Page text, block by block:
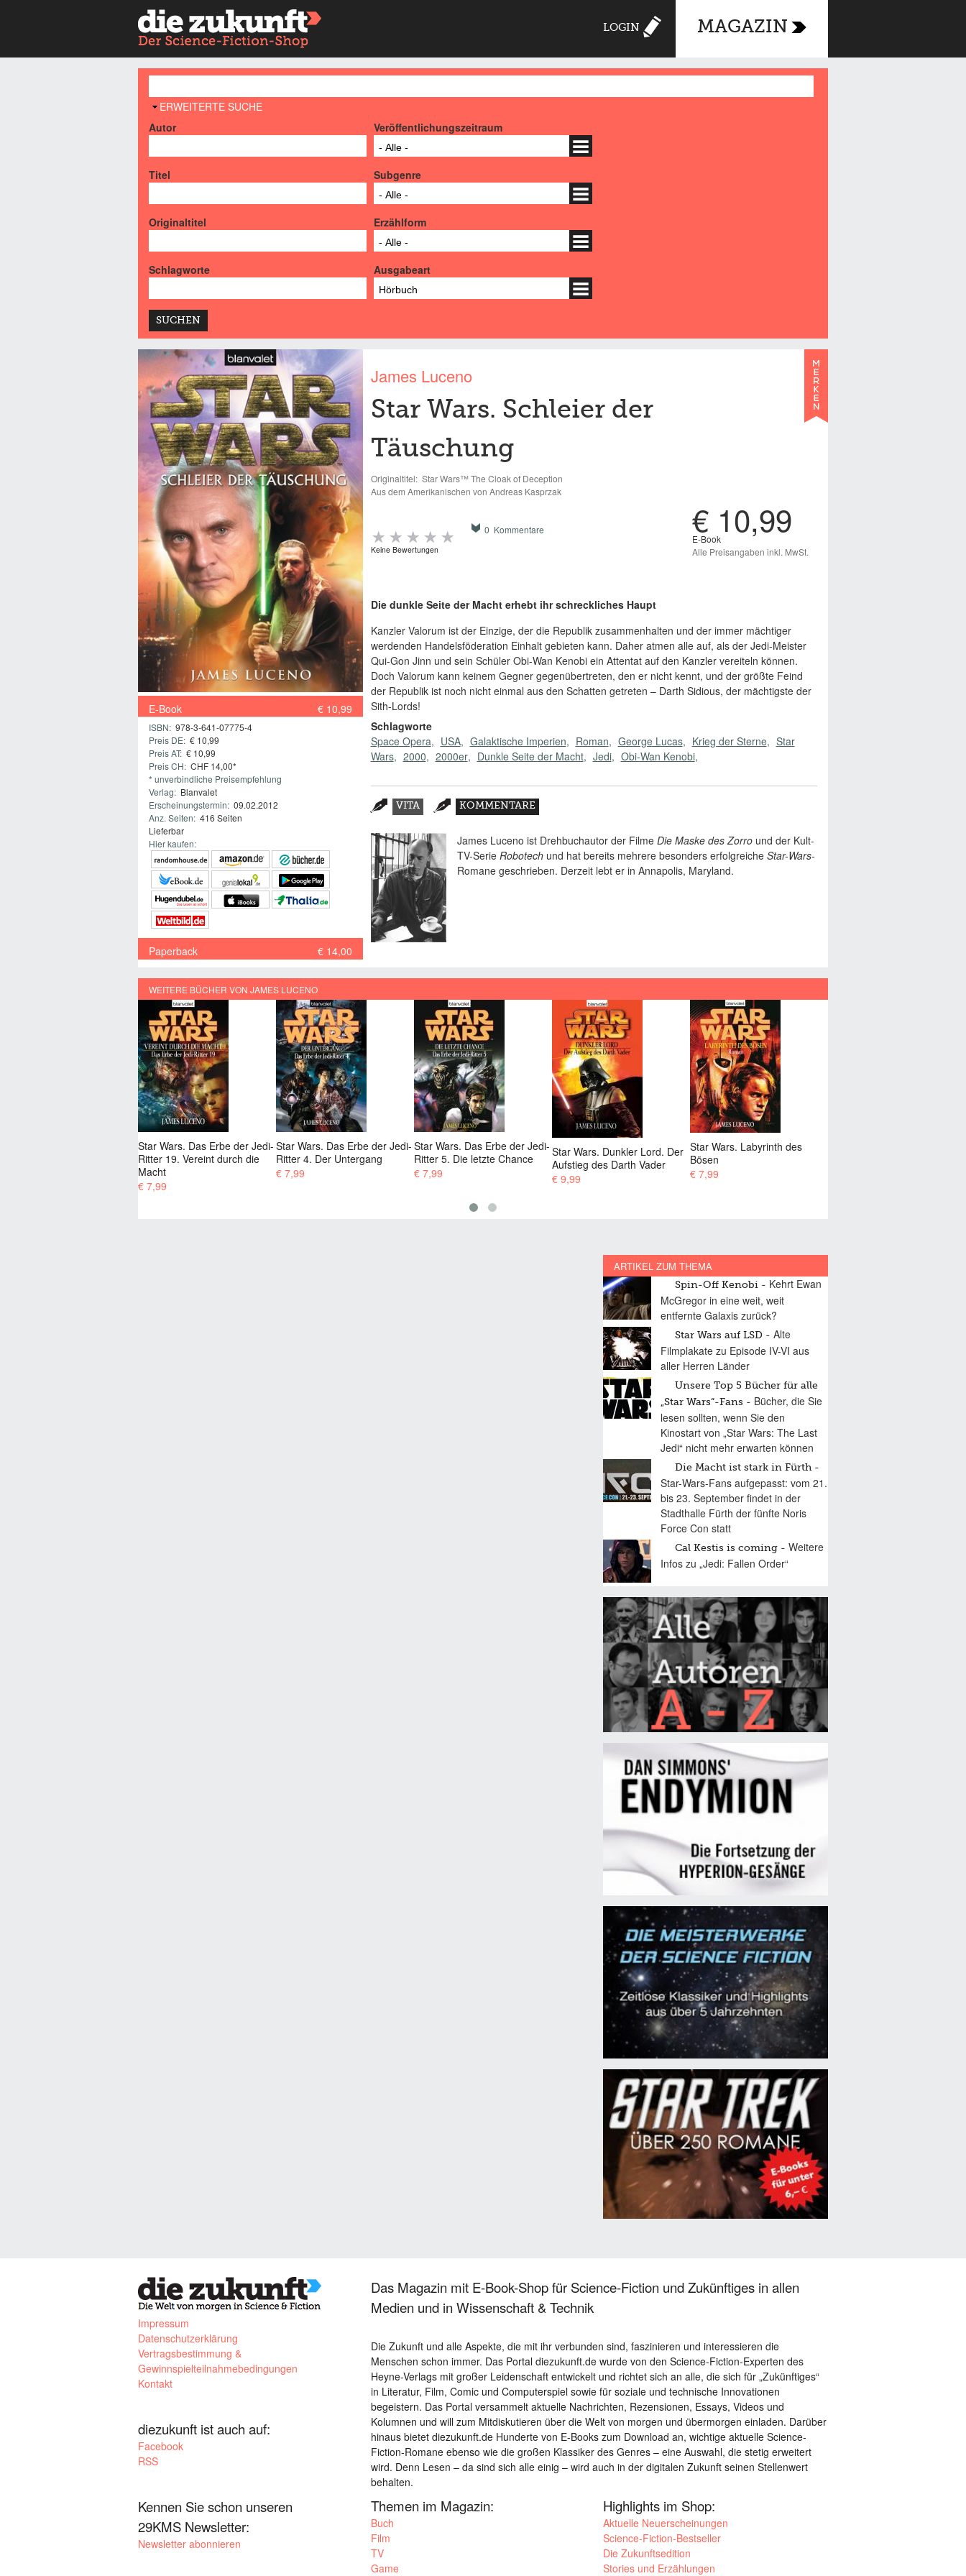
LOGIN MAGAZIN
AUSBLENDEN
ERWEITERTE SUCHE
Autor
Veröffentlichungszeitraum
- Alle -
Titel Subgenre
- Alle -
Originaltitel Erzählform
- Alle -
Schlagworte Ausgabeart
Hörbuch
E-Book € 10,99
ISBN: 978-3-641-07775-4
Preis DE: € 10,99
Preis AT: € 10,99
Preis CH: CHF 14,00*
* unverbindliche Preisempfehlung
Verlag: Blanvalet
Erscheinungstermin: 09.02.2012
Anz. Seiten: 416 Seiten
Lieferbar
Hier kaufen:
Paperback € 14,00
James Luceno
Star Wars. Schleier der
Täuschung
Originaltitel: Star Wars™ The Cloak of Deception
Aus dem Amerikanischen von Andreas Kasprzak
Keine Bewertungen
0 Kommentare € 10,99
E-Book
Alle Preisangaben inkl. MwSt.
Die dunkle Seite der Macht erhebt ihr schreckliches Haupt
Kanzler Valorum ist der Einzige, der die Republik zusammenhalten und der immer mächtiger
werdenden Handelsföderation Einhalt gebieten kann. Daher atmen alle auf, als der Jedi-Meister
Qui-Gon Jinn und sein Schüler Obi-Wan Kenobi ein Attentat auf den Kanzler vereiteln können.
Doch Valorum kann keinem Gegner gegenübertreten, den er nicht kennt, und der größte Feind
der Republik ist noch nicht einmal aus den Schatten getreten – Darth Sidious, der mächtigste der
Sith-Lords!
Schlagworte
Space Opera
USA Galaktische Imperien Roman George Lucas Krieg der Sterne
Star
Wars
2000 2000er Dunkle Seite der Macht Jedi Obi-Wan Kenobi
Zusatzmaterial
VITA
REITER)
KOMMENTARE
James Luceno ist Drehbuchautor der Filme Die Maske des Zorro und der Kult-
TV-Serie Robotechund hat bereits mehrere besonders erfolgreiche Star-Wars-
Romane geschrieben. Derzeit lebt er in Annapolis, Maryland.
WEITERE BÜCHER VON JAMES LUCENO
Star Wars. Das Erbe der Jedi-Star Wars. Das Erbe der Jedi-
Ritter 4. Der Untergang
€ 7,99
Star Wars. Das Erbe der Jedi-
Ritter 5. Die letzte Chance
€ 7,99
Star Wars. Dunkler Lord. Der
Aufstieg des Darth Vader
€ 9,99
Star Wars. Labyrinth des
Bösen
€ 7,99
Star Wars. Millennium Falke
€ 9,99
ARTIKEL ZUM THEMA
Spin-Off Kenobi
Kehrt Ewan
McGregor in eine weit, weit
entfernte Galaxis zurück?
Star Wars auf LSD
Alte
Filmplakate zu Episode IV-VI aus
aller Herren Länder
Unsere Top 5 Bücher für alle
„Star Wars“-Fans
Bücher, die Sie
lesen sollten, wenn Sie den
Kinostart von „Star Wars: The Last
Jedi“ nicht mehr erwarten können
Die Macht ist stark in Fürth
Star-Wars-Fans aufgepasst: vom 21.
bis 23. September findet in der
Stadthalle Fürth der fünfte Noris
Force Con statt
Cal Kestis is coming
Weitere
Infos zu „Jedi: Fallen Order“
Impressum
Datenschutzerklärung
Vertragsbestimmung &
Gewinnspielteilnahmebedingungen
Kontakt
diezukunft ist auch auf:
Facebook
RSS
Kennen Sie schon unseren
29KMS Newsletter:
Newsletter abonnieren
Das Magazin mit E-Book-Shop für Science-Fiction und Zukünftiges in allen
Medien und in Wissenschaft & Technik
Die Zukunft und alle Aspekte, die mit ihr verbunden sind, faszinieren und interessieren die
Menschen schon immer. Das Portal diezukunft.de wurde von den Science-Fiction-Experten des
Heyne-Verlags mit großer Leidenschaft entwickelt und richtet sich an alle, die sich für „Zukünftiges“
in Literatur, Film, Comic und Computerspiel sowie für soziale und technische Innovationen
begeistern. Das Portal versammelt aktuelle Nachrichten, Rezensionen, Essays, Videos und
Kolumnen und will zum Mitdiskutieren über die Welt von morgen und übermorgen einladen. Darüber
hinaus bietet diezukunft.de Hunderte von E-Books zum Download an, wichtige aktuelle Science-
Fiction-Romane ebenso wie die großen Klassiker des Genres – eine Auswahl, die stetig erweitert
wird. Denn Lesen – da sind sich alle einig – wird auch in der digitalen Zukunft seinen Stellenwert
behalten.
Themen im Magazin:
Buch
Film
TV
Game
Highlights im Shop:
Aktuelle Neuerscheinungen
Science-Fiction-Bestseller
Die Zukunftsedition
Stories und Erzählungen